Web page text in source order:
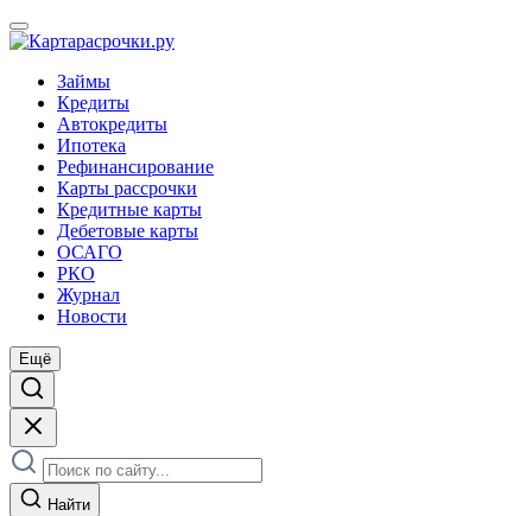
Займы
Кредиты
Автокредиты
Ипотека
Рефинансирование
Карты рассрочки
Кредитные карты
Дебетовые карты
ОСАГО
РКО
Журнал
Новости
Ещё
Найти